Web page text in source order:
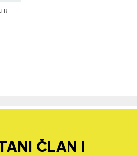
ČLAN I